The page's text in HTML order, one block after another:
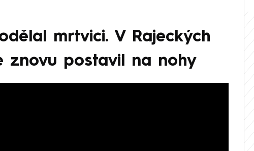
mrtvici. V Rajeckých
znovu postavil na nohy